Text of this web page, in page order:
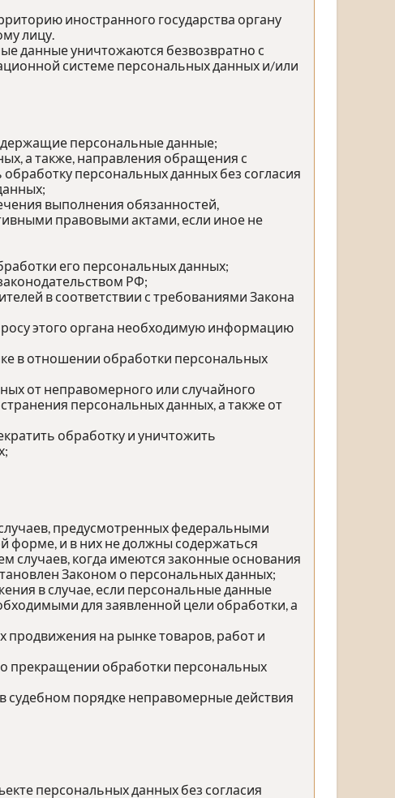
иностранного государства органу
лицу.
данные уничтожаются безвозвратно с
системе персональных данных и/или
персональные данные;
а также, направления обращения с
персональных данных без согласия
выполнения обязанностей,
правовыми актами, если иное не
его персональных данных;
РФ;
в соответствии с требованиями Закона
этого органа необходимую информацию
в отношении обработки персональных
от неправомерного или случайного
персональных данных, а также от
обработку и уничтожить
предусмотренных федеральными
форме, и в них не должны содержаться
случаев, когда имеются законные основания
Законом о персональных данных;
в случае, если персональные данные
для заявленной цели обработки, а
продвижения на рынке товаров, работ и
о прекращении обработки персональных
порядке неправомерные действия
персональных данных без согласия